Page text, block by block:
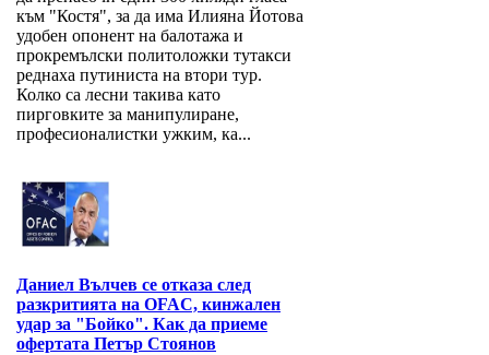
към "Костя", за да има Илияна Йотова
удобен опонент на балотажа и
прокремълски политоложки тутакси
реднаха путиниста на втори тур.
Колко са лесни такива като
пирговките за манипулиране,
професионалистки ужким, ка...
Даниел Вълчев се отказа след
разкритията на OFAC, кинжален
удар за "Бойко". Как да приеме
офертата Петър Стоянов